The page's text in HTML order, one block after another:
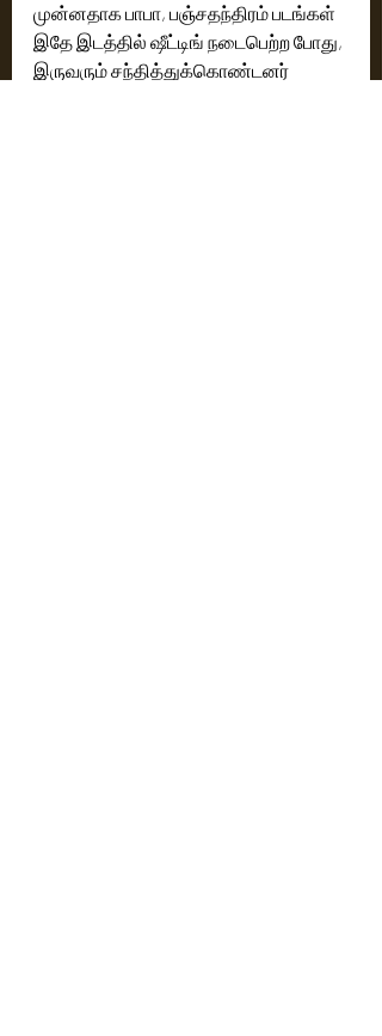
முன்னதாக பாபா, பஞ்சதந்திரம் படங்கள்
இதே இடத்தில் ஷீட்டிங் நடைபெற்ற போது,
இருவரும் சந்தித்துக்கொண்டனர்